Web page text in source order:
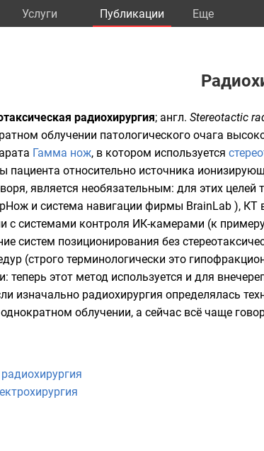
Услуги Публикации Eще
радиохирургия; англ. Stereotactic
облучении патологического очага
Гамма нож, в котором используется
пациента относительно источника
является необязательным: для этих
и система навигации фирмы BrainLab ), КТ
с системами контроля ИК-камерами (к
систем позиционирования без
(строго терминологически это
теперь этот метод используется и для
изначально радиохирургия определялась
облучении, а сейчас всё чаще